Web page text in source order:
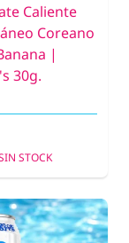
Caliente
Coreano
|
30g.
STOCK